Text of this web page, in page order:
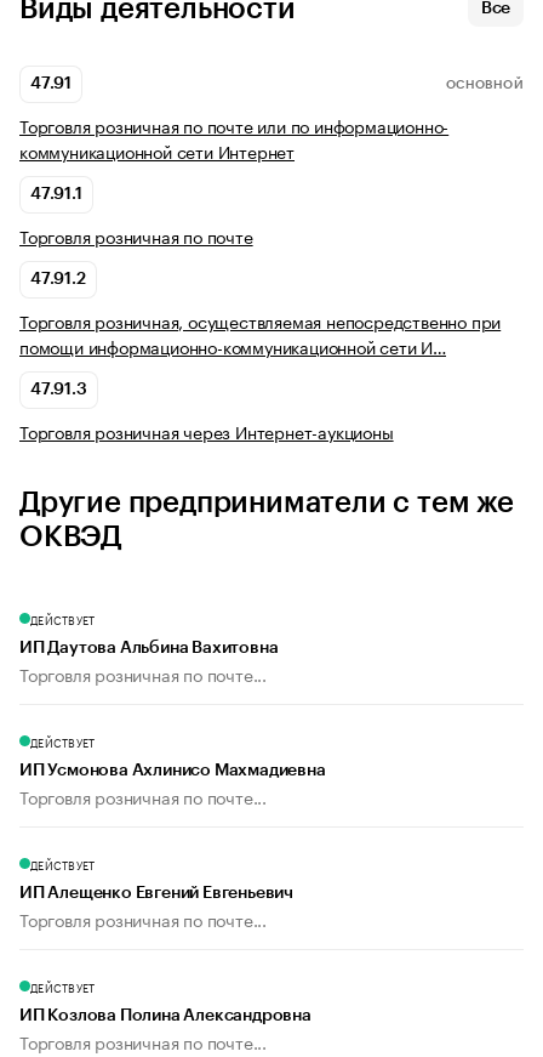
Виды деятельности Все
47.91 ОСНОВНОЙ
Торговля розничная по почте или по информационно-
коммуникационной сети Интернет
47.91.1
Торговля розничная по почте
47.91.2
Торговля розничная, осуществляемая непосредственно при
помощи информационно-коммуникационной сети И…
47.91.3
Торговля розничная через Интернет-аукционы
Другие предприниматели с тем же
ОКВЭД
ДЕЙСТВУЕТ
ИП Даутова Альбина Вахитовна
Торговля розничная по почте...
ДЕЙСТВУЕТ
ИП Усмонова Ахлинисо Махмадиевна
Торговля розничная по почте...
ДЕЙСТВУЕТ
ИП Алещенко Евгений Евгеньевич
Торговля розничная по почте...
ДЕЙСТВУЕТ
ИП Козлова Полина Александровна
Торговля розничная по почте...